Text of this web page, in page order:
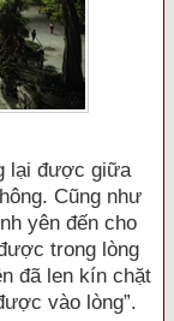
lại được giữa
Cũng như
yên đến cho
trong lòng
đã len kín chặt
vào lòng”.